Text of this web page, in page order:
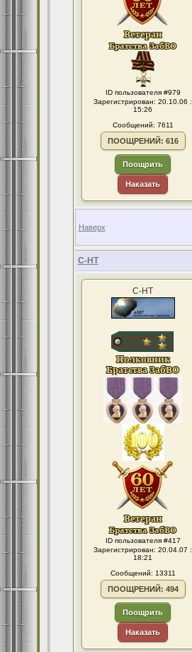
ID пользователя #979
Зарегистрирован: 20.10.06 :
15:26
Сообщений: 7611
ПООЩРЕНИЙ: 616
Поощрить
Наказать
Наверх
С-НТ
С-НТ
ID пользователя #417
Зарегистрирован: 20.04.07 :
18:21
Сообщений: 13311
ПООЩРЕНИЙ: 494
Поощрить
Наказать